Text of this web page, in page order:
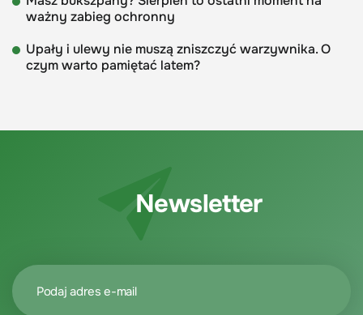
ważny zabieg ochronny
Upały i ulewy nie muszą zniszczyć warzywnika. O
czym warto pamiętać latem?
Newsletter